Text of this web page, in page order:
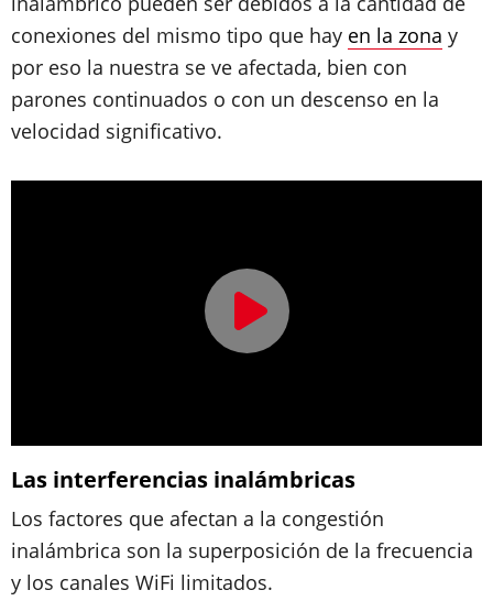
conexiones del mismo tipo que hay en la zona y
por eso la nuestra se ve afectada, bien con
parones continuados o con un descenso en la
velocidad significativo.
Las interferencias inalámbricas
Los factores que afectan a la congestión
inalámbrica son la superposición de la frecuencia
y los canales WiFi limitados.